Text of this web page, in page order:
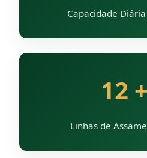
Capacidade
12
Linhas de